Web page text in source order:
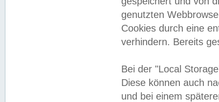
genutzten
Cookies durch eine
verhindern. Bereits
Bei der "Local
Diese können auch
und bei einem